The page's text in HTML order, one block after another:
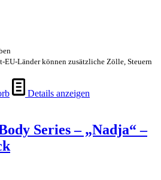
Länder können zusätzliche Zölle, Steuern
Details anzeigen
Series – „Nadja“ –